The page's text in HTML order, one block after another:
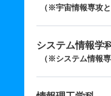
（※宇宙情報専攻
システム情報学
（※システム情報